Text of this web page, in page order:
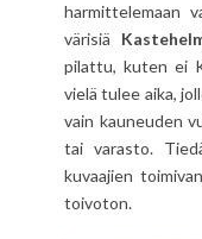
harmittelemaan
värisiä
pilattu, kuten ei
vielä tulee aika,
vain kauneuden
tai varasto.
kuvaajien
toivoton.